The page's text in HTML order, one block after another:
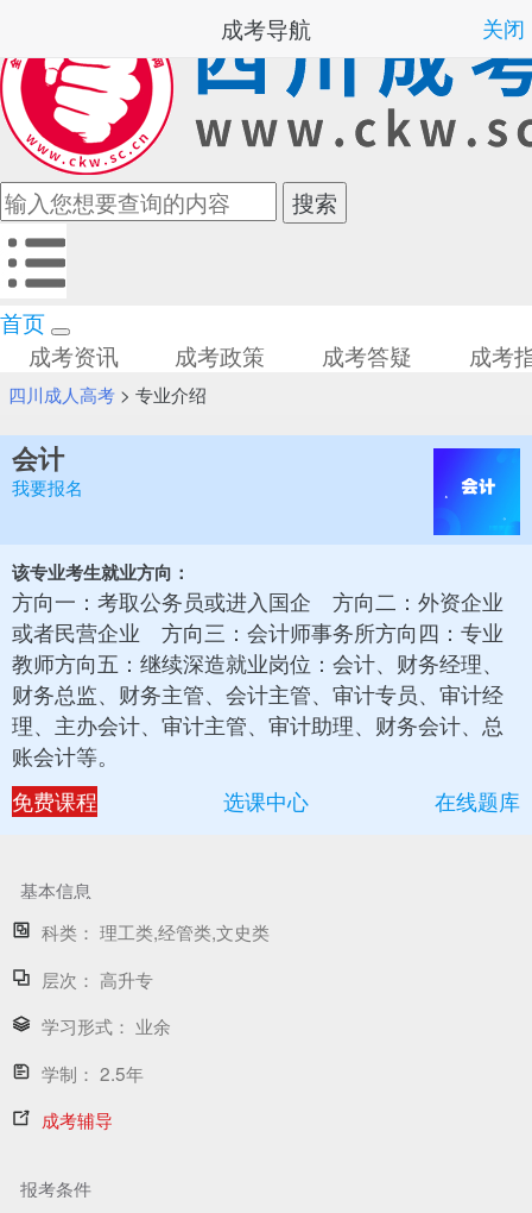
首页
成考资讯
成考政策 成考答疑 成考
四川成人高考> 专业介绍
会计
我要报名
该专业考生就业方向：
方向一：考取公务员或进入国企 方向二：外资企业
或者民营企业 方向三：会计师事务所方向四：专业
教师方向五：继续深造就业岗位：会计、财务经理、
财务总监、财务主管、会计主管、审计专员、审计经
理、主办会计、审计主管、审计助理、财务会计、总
账会计等。
免费课程
选课中心 在线题库
基本信息
科类： 理工类,经管类,文史类
层次： 高升专
学习形式： 业余
学制： 2.5年
成考辅导
报考条件
成考导航 关闭